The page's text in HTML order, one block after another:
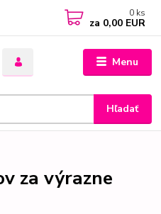
Menu
Hľadať
0 ks
za 0,00 EUR
za výrazne